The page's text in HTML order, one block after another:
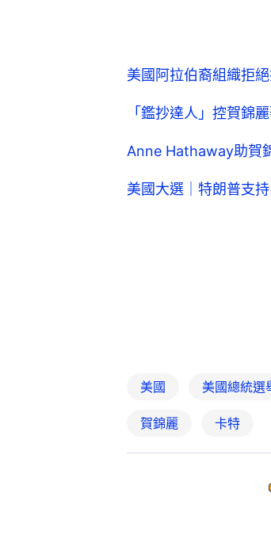
美國阿拉伯裔組織拒
「鑑抄達人」控賀錦
Anne Hathaway助賀
美國大選｜特朗普支
美國 美國總統選
賀錦麗 卡特